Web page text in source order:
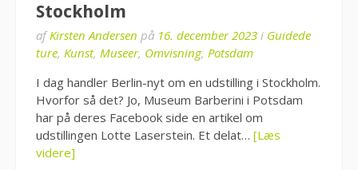
Stockholm
afKirsten Andersen på 16. december 2023 i Guidede
ture, Kunst, Museer, Omvisning, Potsdam
I dag handler Berlin-nyt om en udstilling i Stockholm.
Hvorfor så det? Jo, Museum Barberini i Potsdam
har på deres Facebook side en artikel om
udstillingen Lotte Laserstein. Et delat… [Læs
videre]